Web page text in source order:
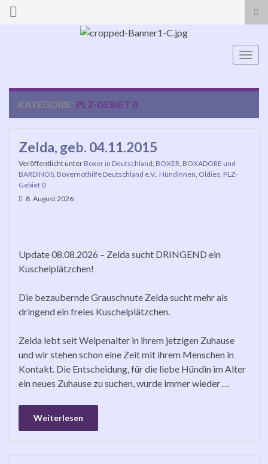
Search for:
KATEGORIE: PLZ-GEBIET 0
Zelda, geb. 04.11.2015
Veröffentlicht unter Boxer in Deutschland BOXER, BOXADORE und
BARDINOS Boxernothilfe Deutschland e.V. Hündinnen Oldies PLZ-
Gebiet 0
8. August 2026
Update 08.08.2026 – Zelda sucht DRINGEND ein
Kuschelplätzchen!
Die bezaubernde Grauschnute Zelda sucht mehr als
dringend ein freies Kuschelplätzchen.
Zelda lebt seit Welpenalter in ihrem jetzigen Zuhause
und wir stehen schon eine Zeit mit ihrem Menschen in
Kontakt. Die Entscheidung, für die liebe Hündin im Alter
ein neues Zuhause zu suchen, wurde immer wieder …
Weiterlesen